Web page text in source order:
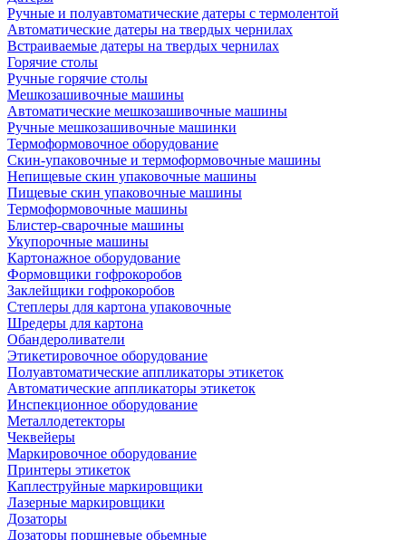
Ручные и полуавтоматические датеры с термолентой
Автоматические датеры на твердых чернилах
Встраиваемые датеры на твердых чернилах
Горячие столы
Ручные горячие столы
Мешкозашивочные машины
Автоматические мешкозашивочные машины
Ручные мешкозашивочные машинки
Термоформовочное оборудование
Скин-упаковочные и термоформовочные машины
Непищевые скин упаковочные машины
Пищевые скин упаковочные машины
Термоформовочные машины
Блистер-сварочные машины
Укупорочные машины
Картонажное оборудование
Формовщики гофрокоробов
Заклейщики гофрокоробов
Степлеры для картона упаковочные
Шредеры для картона
Обандероливатели
Этикетировочное оборудование
Полуавтоматические аппликаторы этикеток
Автоматические аппликаторы этикеток
Инспекционное оборудование
Металлодетекторы
Чеквейеры
Маркировочное оборудование
Принтеры этикеток
Каплеструйные маркировщики
Лазерные маркировщики
Дозаторы
Дозаторы поршневые обьемные